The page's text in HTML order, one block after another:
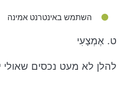
השתמש באינטרנט אמינה
ט. אֶמְצָעִי
להלן לא מעט נכסים שאולי